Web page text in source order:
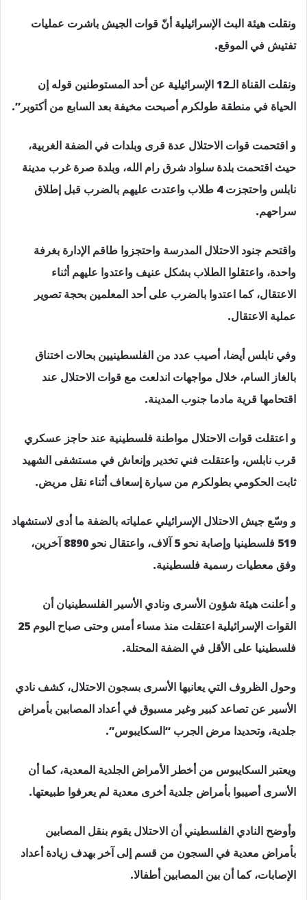
ونقلت هيئة البث الإسرائيلية أنّ قوات الجيش باشرت عمليات
تفتيش في الموقع.
ونقلت القناة الـ12 الإسرائيلية عن أحد المستوطنين قوله إن
الحياة في منطقة طولكرم أصبحت مخيفة بعد السابع من أكتوبر”.
و اقتحمت قوات الاحتلال عدة قرى وبلدات في الضفة الغربية،
حيث اقتحمت بلدة سلواد شرق رام الله، وبلدة صرة غرب مدينة
نابلس واحتجزت 4 طلاب واعتدت عليهم بالضرب قبل إطلاق
سراحهم.
واقتحم جنود الاحتلال المدرسة واحتجزوا طاقم الإدارة بغرفة
واحدة، واعتقلوا الطلاب بشكل عنيف واعتدوا عليهم أثناء
الاعتقال، كما اعتدوا بالضرب على أحد المعلمين بحجة تصوير
عملية الاعتقال.
وفي نابلس أيضا، أصيب عدد من الفلسطينيين بحالات اختناق
بالغاز السام، خلال مواجهات اندلعت مع قوات الاحتلال عند
اقتحامها قرية مادما جنوب المدينة.
و اعتقلت قوات الاحتلال مواطنة فلسطينية عند حاجز عسكري
قرب نابلس، واعتقلت فني تخدير وإنعاش في مستشفى الشهيد
ثابت الحكومي بطولكرم من سيارة إسعاف أثناء نقل مريض.
و وسّع جيش الاحتلال الإسرائيلي عملياته بالضفة ما أدى لاستشهاد
519 فلسطينيا وإصابة نحو 5 آلاف، واعتقال نحو 8890 آخرين،
وفق معطيات رسمية فلسطينية.
و أعلنت هيئة شؤون الأسرى ونادي الأسير الفلسطينيان أن
القوات الإسرائيلية اعتقلت منذ مساء أمس وحتى صباح اليوم 25
فلسطينيا على الأقل في الضفة المحتلة.
وحول الظروف التي يعانيها الأسرى بسجون الاحتلال، كشف نادي
الأسير عن تصاعد كبير وغير مسبوق في أعداد المصابين بأمراض
جلدية، وتحديدا مرض الجرب “السكايبوس”.
ويعتبر السكايبوس من أخطر الأمراض الجلدية المعدية، كما أن
الأسرى أصيبوا بأمراض جلدية أخرى معدية لم يعرفوا طبيعتها.
وأوضح النادي الفلسطيني أن الاحتلال يقوم بنقل المصابين
بأمراض معدية في السجون من قسم إلى آخر بهدف زيادة أعداد
الإصابات، كما أن بين المصابين أطفالا.